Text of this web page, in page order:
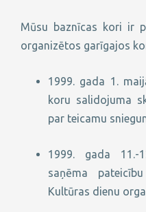
Mūsu baznīcas kori ir
organizētos garīgajos
1999. gada 1.
koru salidojuma
par teicamu
1999. gada 11.-
saņēma
Kultūras dienu